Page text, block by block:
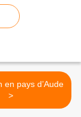
en pays d’Aude
>